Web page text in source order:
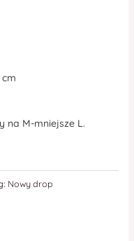
na M-mniejsze L.
Nowy drop